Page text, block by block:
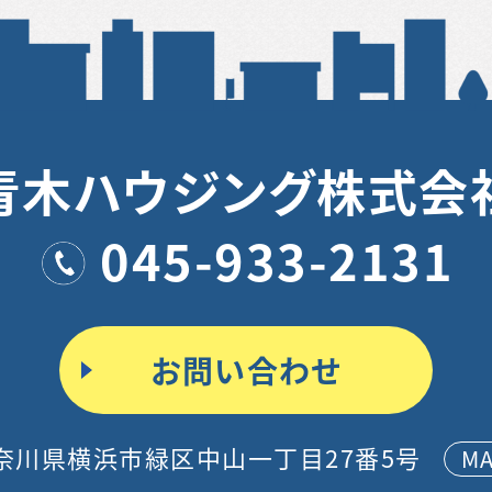
木ハウジング株式会
045-933-2131
お問い合わせ
川県横浜市緑区中山一丁目27番5号